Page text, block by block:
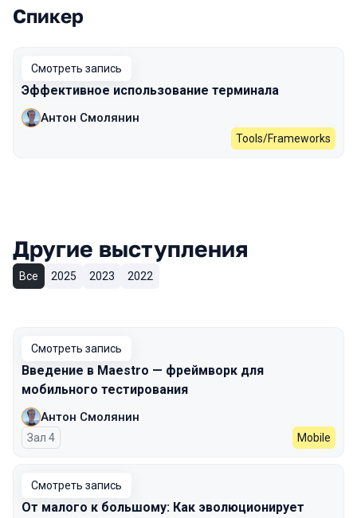
Выступления в сезоне 2024 Autumn
Спикер
Смотреть запись
Эффективное использование терминала
Антон Смолянин
Tools/Frameworks
Другие выступления
Все 2025 2023 2022
Смотреть запись
Введение в Maestro — фреймворк для
мобильного тестирования
Антон Смолянин
Зал 4 Mobile
Смотреть запись
От малого к большому: Как эволюционирует